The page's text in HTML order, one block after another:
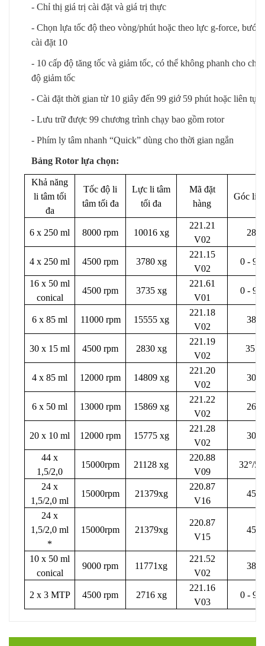
- Chỉ thị giá trị cài đặt và giá trị thực
- Chọn lựa tốc độ theo vòng/phút hoặc theo lực g-force, bước
cài đặt 10
- 10 cấp độ tăng tốc và giảm tốc, có thể không phanh cho chế
độ giảm tốc
- Cài đặt thời gian từ 10 giây đến 99 giớ 59 phút hoặc liên tục
- Lưu trữ được 99 chương trình chạy bao gồm rotor
- Phím ly tâm nhanh “Quick” dùng cho thời gian ngắn
Bảng Rotor lựa chọn:
Khả năng
li tâm tối
đa
Tốc độ li
tâm tối đa
Lực li tâm
tối đa
Mã đặt
hàng
Góc li
6 x 250 ml 8000 rpm 10016 xg
221.21
V02
28°
4 x 250 ml 4500 rpm 3780 xg
221.15
V02
0 - 90°
16 x 50 ml
conical
4500 rpm 3735 xg
221.61
V01
0 - 90°
6 x 85 ml 11000 rpm 15555 xg
221.18
V02
38°
30 x 15 ml 4500 rpm 2830 xg
221.19
V02
35 °
4 x 85 ml 12000 rpm 14809 xg
221.20
V02
30°
6 x 50 ml 13000 rpm 15869 xg
221.22
V02
26°
20 x 10 ml 12000 rpm 15775 xg
221.28
V02
30°
44 x
1,5/2,0
15000rpm 21128 xg
220.88
V09
32°/
24 x
1,5/2,0 ml
15000rpm 21379xg
220.87
V16
45°
24 x
1,5/2,0 ml
*
15000rpm 21379xg
220.87
V15
45°
10 x 50 ml
conical
9000 rpm 11771xg
221.52
V02
38°
2 x 3 MTP 4500 rpm 2716 xg
221.16
V03
0 - 90°